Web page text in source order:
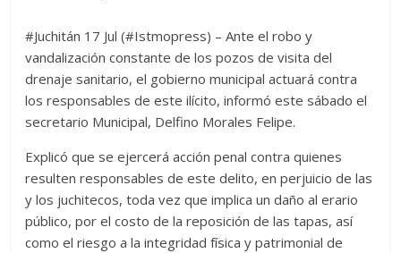
#Juchitán 17 Jul (#Istmopress) – Ante el robo y
vandalización constante de los pozos de visita del
drenaje sanitario, el gobierno municipal actuará contra
los responsables de este ilícito, informó este sábado el
secretario Municipal, Delfino Morales Felipe.
Explicó que se ejercerá acción penal contra quienes
resulten responsables de este delito, en perjuicio de las
y los juchitecos, toda vez que implica un daño al erario
público, por el costo de la reposición de las tapas, así
como el riesgo a la integridad física y patrimonial de